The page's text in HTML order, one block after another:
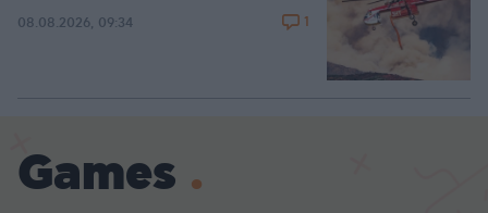
08.08.2026, 09:34 1
Games